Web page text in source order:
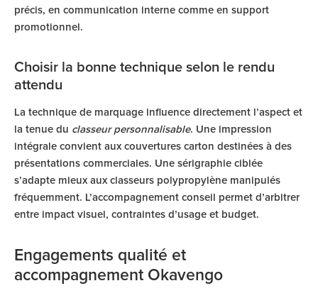
précis, en communication interne comme en support
promotionnel.
Choisir la bonne technique selon le rendu
attendu
La technique de marquage influence directement l’aspect et
la tenue du classeur personnalisable. Une impression
intégrale convient aux couvertures carton destinées à des
présentations commerciales. Une sérigraphie ciblée
s’adapte mieux aux classeurs polypropylène manipulés
fréquemment. L’accompagnement conseil permet d’arbitrer
entre impact visuel, contraintes d’usage et budget.
Engagements qualité et
accompagnement Okavengo